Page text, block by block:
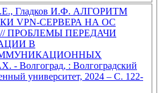
Гладков И.Ф. АЛГОРИТМ
VPN-СЕРВЕРА НА ОС
ПРОБЛЕМЫ ПЕРЕДАЧИ
В
Волгоград, : Волгоградский
университет, 2024 – C. 122-